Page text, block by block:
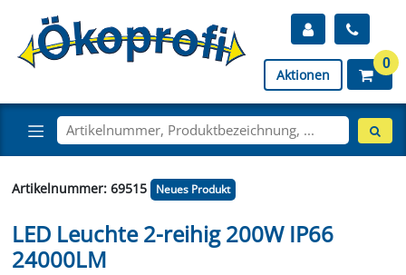
Aktionen
0
Artikelnummer: 69515 Neues Produkt
LED Leuchte 2-reihig 200W IP66
24000LM